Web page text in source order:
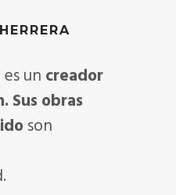
es un creador
Sus obras
son